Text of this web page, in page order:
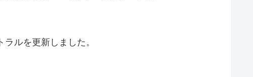
ルを更新しました。